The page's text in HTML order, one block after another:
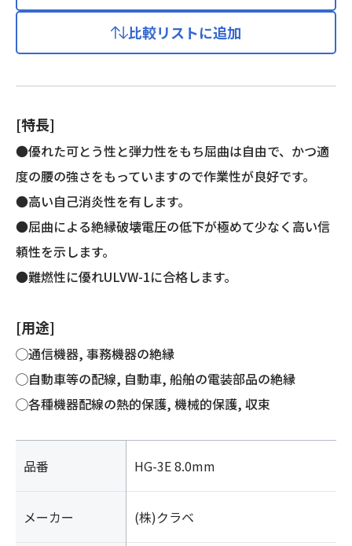
個
比較リストに追加
[特長]
●優れた可とう性と弾力性をもち屈曲は自由で、かつ適
度の腰の強さをもっていますので作業性が良好です。
●高い自己消炎性を有します。
●屈曲による絶縁破壊電圧の低下が極めて少なく高い信
頼性を示します。
●難燃性に優れULVW-1に合格します。
[用途]
◯通信機器, 事務機器の絶縁
◯自動車等の配線, 自動車, 船舶の電装部品の絶縁
◯各種機器配線の熱的保護, 機械的保護, 収束
品番 HG-3E 8.0mm
メーカー (株)クラベ